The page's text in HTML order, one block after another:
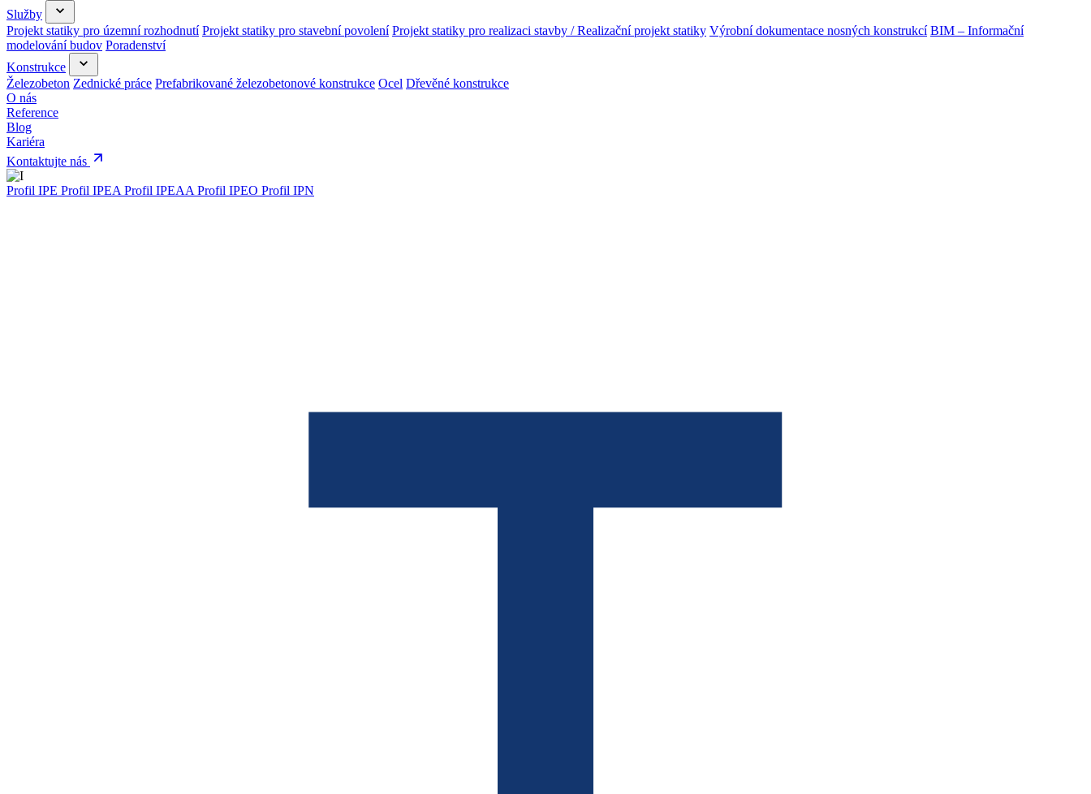
Služby
Projekt statiky pro územní rozhodnutí Projekt statiky pro stavební povolení Projekt statiky pro realizaci stavby / Realizační projekt statiky Výrobní dokumentace nosných konstrukcí BIM – Informační
modelování budov Poradenství
Konstrukce
Železobeton Zednické práce Prefabrikované železobetonové konstrukce Ocel Dřevěné konstrukce
O nás
Reference
Blog
Kariéra
Kontaktujte nás
Profil IPE Profil IPEA Profil IPEAA Profil IPEO Profil IPN